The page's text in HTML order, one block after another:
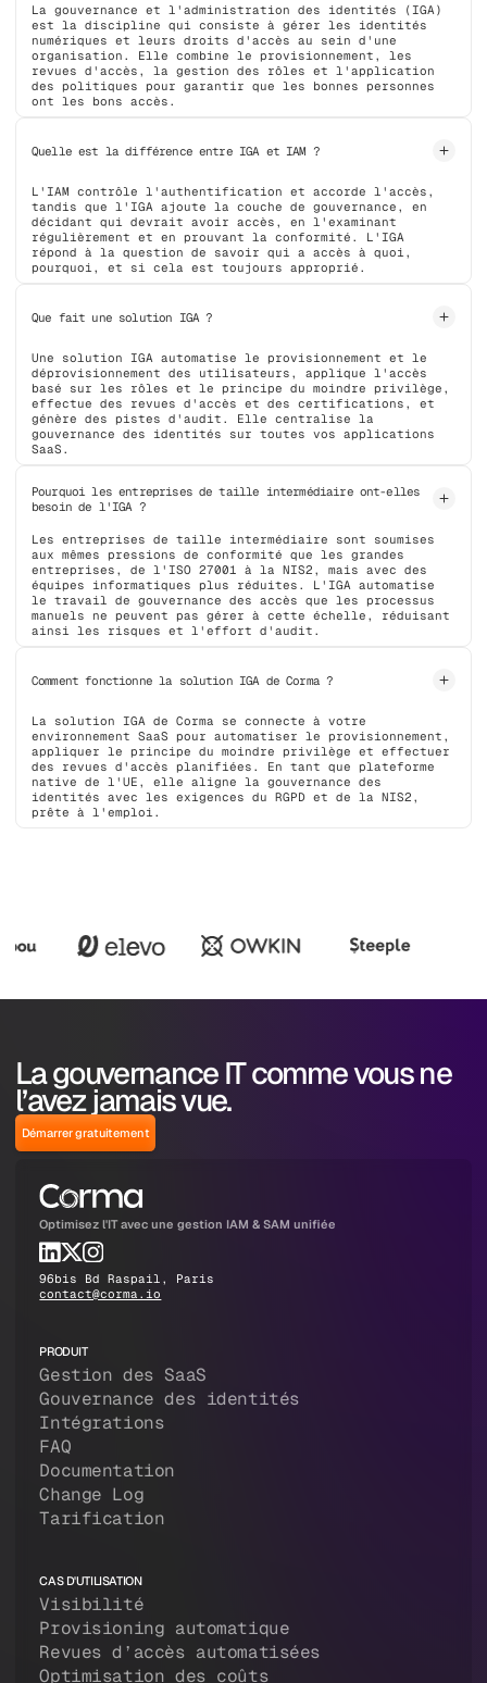
La gouvernance et l'administration des identités (IGA)
est la discipline qui consiste à gérer les identités
numériques et leurs droits d'accès au sein d'une
organisation. Elle combine le provisionnement, les
revues d'accès, la gestion des rôles et l'application
des politiques pour garantir que les bonnes personnes
ont les bons accès.
Quelle est la différence entre IGA et IAM ?
L'IAM contrôle l'authentification et accorde l'accès,
tandis que l'IGA ajoute la couche de gouvernance, en
décidant qui devrait avoir accès, en l'examinant
régulièrement et en prouvant la conformité. L'IGA
répond à la question de savoir qui a accès à quoi,
pourquoi, et si cela est toujours approprié.
Que fait une solution IGA ?
Une solution IGA automatise le provisionnement et le
déprovisionnement des utilisateurs, applique l'accès
basé sur les rôles et le principe du moindre privilège,
effectue des revues d'accès et des certifications, et
génère des pistes d'audit. Elle centralise la
gouvernance des identités sur toutes vos applications
SaaS.
Pourquoi les entreprises de taille intermédiaire ont-elles
besoin de l'IGA ?
Les entreprises de taille intermédiaire sont soumises
aux mêmes pressions de conformité que les grandes
entreprises, de l'ISO 27001 à la NIS2, mais avec des
équipes informatiques plus réduites. L'IGA automatise
le travail de gouvernance des accès que les processus
manuels ne peuvent pas gérer à cette échelle, réduisant
ainsi les risques et l'effort d'audit.
Comment fonctionne la solution IGA de Corma ?
La solution IGA de Corma se connecte à votre
environnement SaaS pour automatiser le provisionnement,
appliquer le principe du moindre privilège et effectuer
des revues d'accès planifiées. En tant que plateforme
native de l'UE, elle aligne la gouvernance des
identités avec les exigences du RGPD et de la NIS2,
prête à l'emploi.
La gouvernance IT comme vous ne
l’avez jamais vue.
Démarrer gratuitement
Optimisez l'IT avec une gestion IAM & SAM unifiée
96bis Bd Raspail, Paris
contact@corma.io
PRODUIT
Gestion des SaaS
Gouvernance des identités
Intégrations
FAQ
Documentation
Change Log
Tarification
CAS D'UTILISATION
Visibilité
Provisioning automatique
Revues d’accès automatisées
Optimisation des coûts